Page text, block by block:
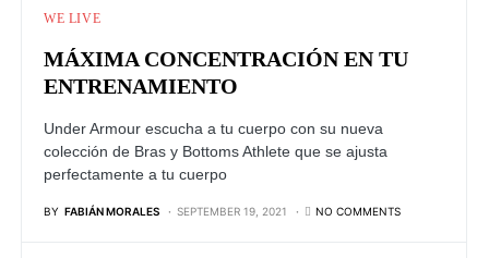
WE LIVE
MÁXIMA CONCENTRACIÓN EN TU
ENTRENAMIENTO
Under Armour escucha a tu cuerpo con su nueva
colección de Bras y Bottoms Athlete que se ajusta
perfectamente a tu cuerpo
BY FABIÁN MORALES SEPTEMBER 19, 2021 NO COMMENTS